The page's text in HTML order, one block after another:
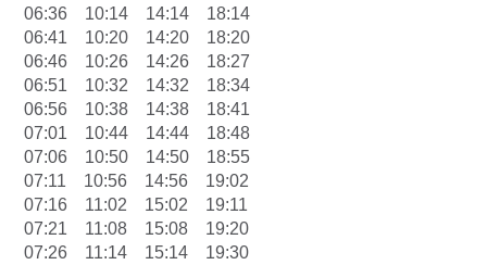
06:36 10:14 14:14 18:14
06:41 10:20 14:20 18:20
06:46 10:26 14:26 18:27
06:51 10:32 14:32 18:34
06:56 10:38 14:38 18:41
07:01 10:44 14:44 18:48
07:06 10:50 14:50 18:55
07:11 10:56 14:56 19:02
07:16 11:02 15:02 19:11
07:21 11:08 15:08 19:20
07:26 11:14 15:14 19:30